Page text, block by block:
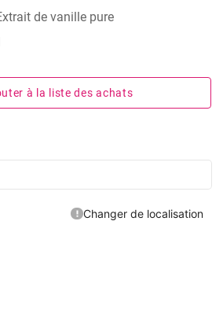
de vanille pure
à la liste des achats